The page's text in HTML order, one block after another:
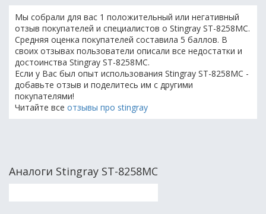
Мы собрали для вас 1 положительный или негативный
отзыв покупателей и специалистов о Stingray ST-8258MC.
Средняя оценка покупателей составила 5 баллов. В
своих отзывах пользователи описали все недостатки и
достоинства Stingray ST-8258MC.
Если у Вас был опыт использования Stingray ST-8258MC -
добавьте отзыв и поделитесь им с другими
покупателями!
Читайте все отзывы про stingray
Аналоги Stingray ST-8258MC